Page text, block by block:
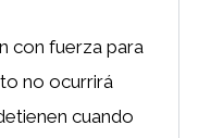
con fuerza para
no ocurrirá
cuando